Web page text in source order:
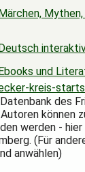
Märchen, Mythen,
Deutsch
Ebooks und
kreis-
des
können
werden -
(Für
anwählen)